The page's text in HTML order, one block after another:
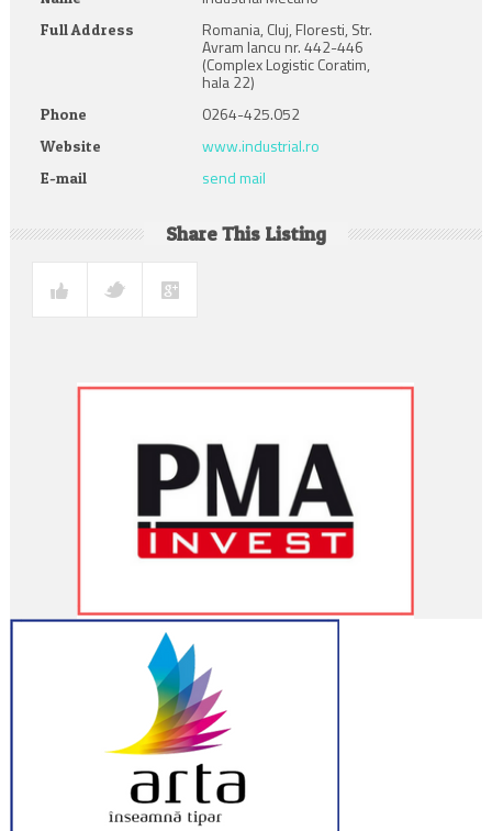
Full Address Romania, Cluj, Floresti, Str.
Avram Iancu nr. 442-446
(Complex Logistic Coratim,
hala 22)
Phone 0264-425.052
Website www.industrial.ro
E-mail send mail
Share This Listing